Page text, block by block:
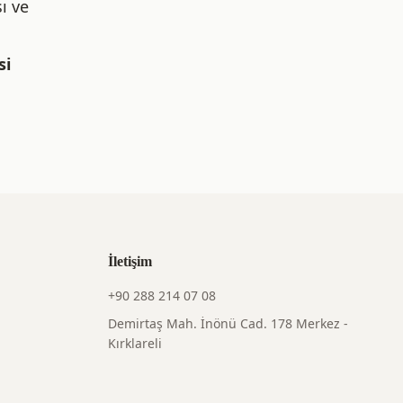
ve
İletişim
+90 288 214 07 08
Demirtaş Mah. İnönü Cad. 178 Merkez -
Kırklareli